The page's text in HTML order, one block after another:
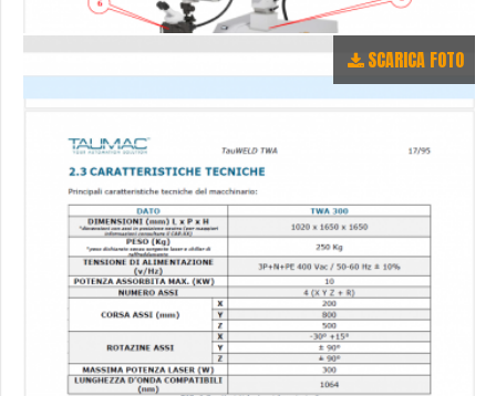
SCARICA FOTO